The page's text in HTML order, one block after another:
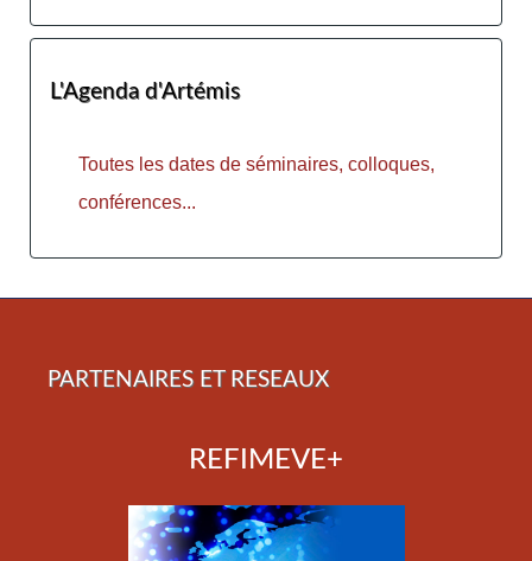
L'Agenda d'Artémis
Toutes les dates de séminaires, colloques,
conférences...
PARTENAIRES ET RESEAUX
REFIMEVE+